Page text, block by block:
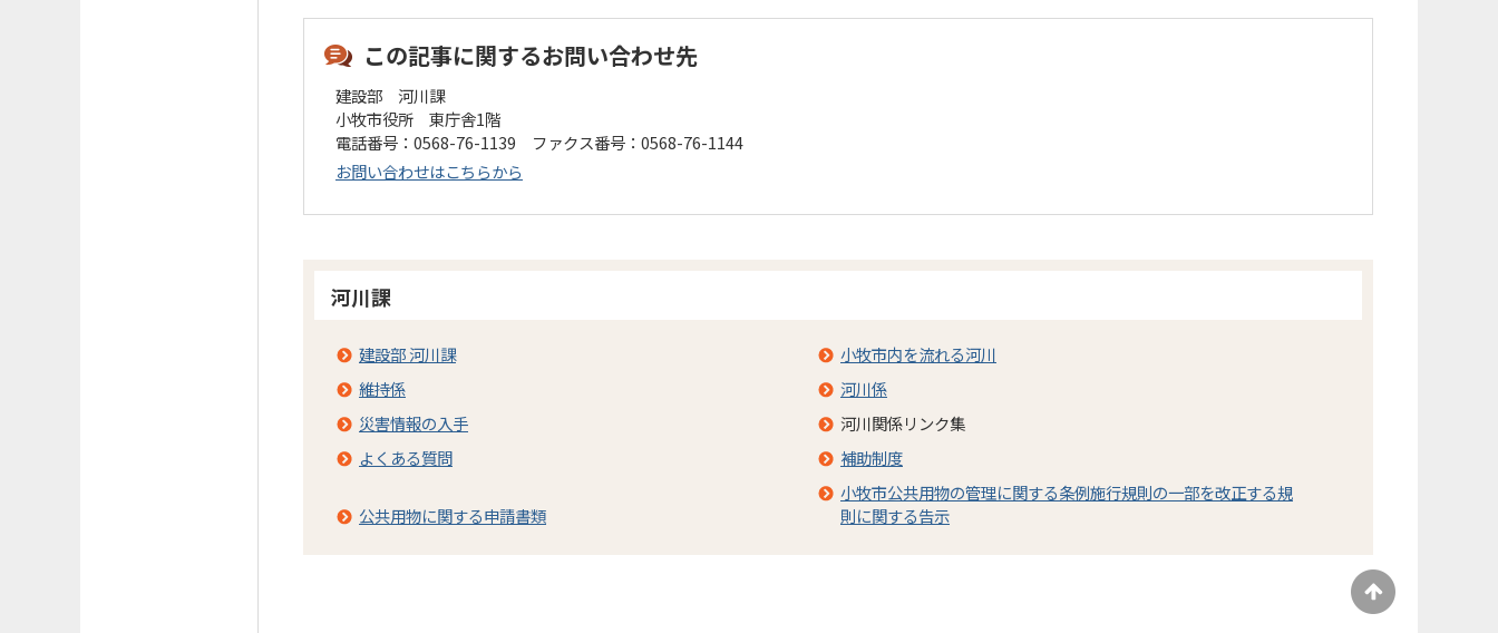
この記事に関するお問い合わせ先
建設部 河川課
小牧市役所 東庁舎1階
電話番号：0568-76-1139 ファクス番号：0568-76-1144
お問い合わせはこちらから
河川課
建設部 河川課
小牧市内を流れる河川
維持係
河川係
災害情報の入手
河川関係リンク集
よくある質問
補助制度
公共用物に関する申請書類
小牧市公共用物の管理に関する条例施行規則の一部を改正する規
則に関する告示